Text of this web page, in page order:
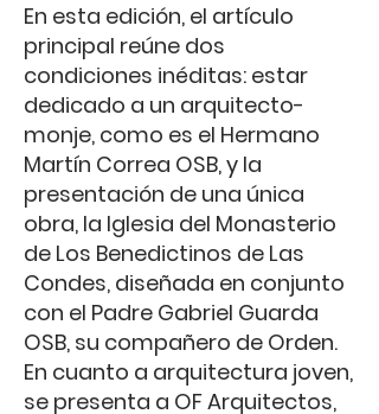
En esta edición, el artículo
principal reúne dos
condiciones inéditas: estar
dedicado a un arquitecto-
monje, como es el Hermano
Martín Correa OSB, y la
presentación de una única
obra, la Iglesia del Monasterio
de Los Benedictinos de Las
Condes, diseñada en conjunto
con el Padre Gabriel Guarda
OSB, su compañero de Orden.
En cuanto a arquitectura joven,
se presenta a OF Arquitectos,